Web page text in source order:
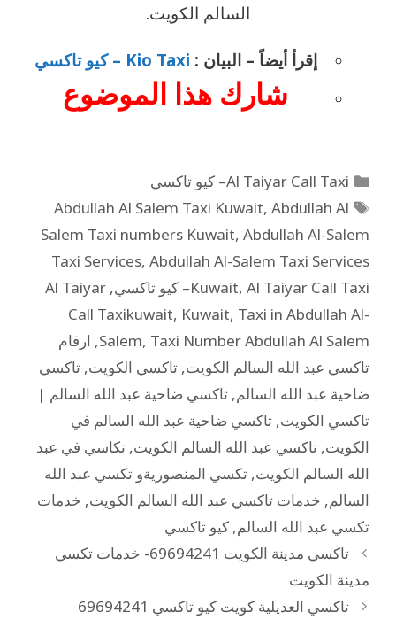
السالم الكويت.
إقرأ أيضاً – البيان : Kio Taxi – كيو تاكسي
شارك هذا الموضوع
Al Taiyar Call Taxi– كيو تاكسي
Abdullah Al Salem Taxi Kuwait, Abdullah Al
Salem Taxi numbers Kuwait, Abdullah Al-Salem
Taxi Services, Abdullah Al-Salem Taxi Services
Kuwait, Al Taiyar Call Taxi– كيو تاكسي ,
Al Taiyar
Call Taxikuwait, Kuwait, Taxi in Abdullah Al-
Salem, Taxi Number Abdullah Al Salem
, ارقام
تاكسي عبد الله السالم الكويت, تاكسي الكويت, تاكسي
ضاحية عبد الله السالم, تاكسي ضاحية عبد الله السالم |
تاكسي الكويت, تاكسي ضاحية عبد الله السالم في
الكويت, تاكسي عبد الله السالم الكويت, تكاسي في عبد
الله السالم الكويت, تكسي المنصوريةو تكسي عبد الله
السالم, خدمات تاكسي عبد الله السالم الكويت, خدمات
تكسي عبد الله السالم, كيو تاكسي
تاكسي مدينة الكويت 69694241- خدمات تكسي
مدينة الكويت
تاكسي العديلية كويت كيو تاكسي 69694241